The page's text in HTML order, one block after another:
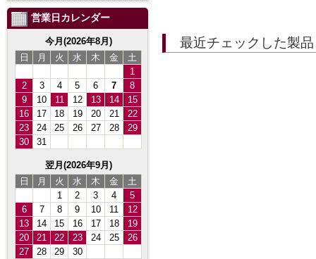
営業日カレンダー
今月(2026年8月)
日
月 火 水 木 金
土
1
2
3 4 5 6 7
8
9
10 11 12 13 14
15
16
17 18 19 20 21
22
23
24 25 26 27 28
29
30
31
翌月(2026年9月)
日
月 火 水 木 金
土
1
2 3 4
5
6
7 8 9 10 11
12
13
14 15 16 17 18
19
20
21 22 23 24 25
26
27
28 29
30
最近チェックした製品